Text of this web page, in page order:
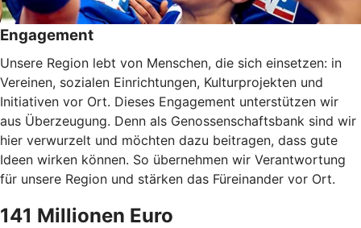
Engagement
Unsere Region lebt von Menschen, die sich einsetzen: in
Vereinen, sozialen Einrichtungen, Kulturprojekten und
Initiativen vor Ort. Dieses Engagement unterstützen wir
aus Überzeugung. Denn als Genossenschaftsbank sind wir
hier verwurzelt und möchten dazu beitragen, dass gute
Ideen wirken können. So übernehmen wir Verantwortung
für unsere Region und stärken das Füreinander vor Ort.
141 Millionen Euro